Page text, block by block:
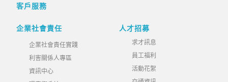
客戶服務
企業社會責任
企業社會責任實踐
利害關係人專區
資訊中心
人才招募
求才訊息
員工福利
活動花絮